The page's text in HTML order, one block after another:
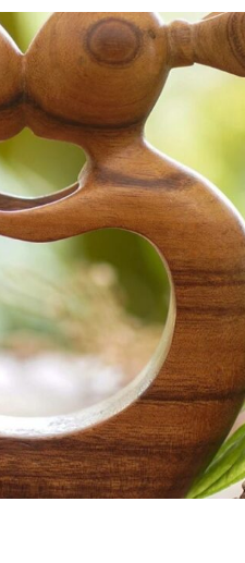
жени
натам